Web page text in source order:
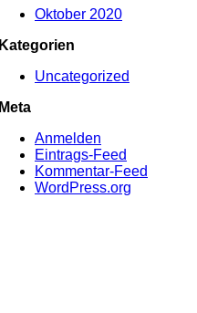
Oktober 2020
Kategorien
Uncategorized
Meta
Anmelden
Eintrags-Feed
Kommentar-Feed
WordPress.org